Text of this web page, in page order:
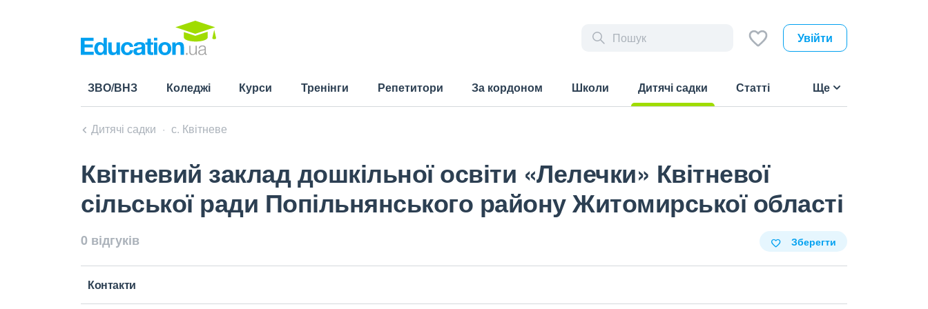
Увійти
ЗВО/ВНЗ Коледжі Курси Тренінги Репетитори За кордоном Школи
Дитячі садки
Статті Ще
Дитячі садки с. Квітневе
Квітневий заклад дошкільної освіти «Лелечки» Квітневої
сільської ради Попільнянського району Житомирської області
0 відгуків Зберегти
Контакти